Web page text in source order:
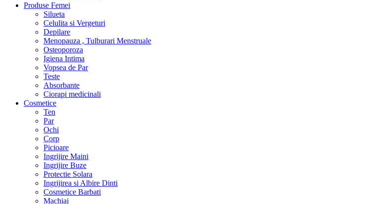
Produse Femei
Silueta
Celulita si Vergeturi
Depilare
Menopauza , Tulburari Menstruale
Osteoporoza
Igiena Intima
Vopsea de Par
Teste
Absorbante
Ciorapi medicinali
Cosmetice
Ten
Par
Ochi
Corp
Picioare
Ingrijire Maini
Ingrijire Buze
Protectie Solara
Ingrijirea si Albire Dinti
Cosmetice Barbati
Machiaj